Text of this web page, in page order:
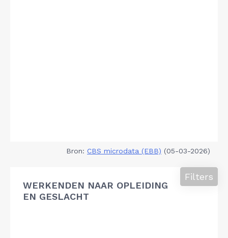
Bron: CBS microdata (EBB) (05-03-2026)
WERKENDEN NAAR OPLEIDING
EN GESLACHT
Filters